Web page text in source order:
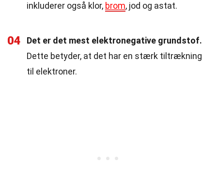
inkluderer også klor, brom, jod og astat.
04
Det er det mest elektronegative grundstof.
Dette betyder, at det har en stærk tiltrækning
til elektroner.